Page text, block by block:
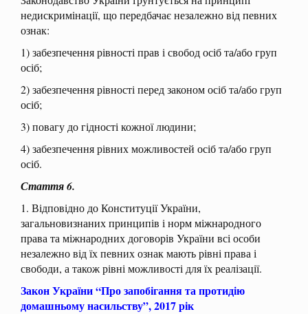
недискримінації, що передбачає незалежно від певних
ознак:
1) забезпечення рівності прав і свобод осіб та/або груп
осіб;
2) забезпечення рівності перед законом осіб та/або груп
осіб;
3) повагу до гідності кожної людини;
4) забезпечення рівних можливостей осіб та/або груп
осіб.
Стаття 6.
1. Відповідно до Конституції України,
загальновизнаних принципів і норм міжнародного
права та міжнародних договорів України всі особи
незалежно від їх певних ознак мають рівні права і
свободи, а також рівні можливості для їх реалізації.
Закон України “Про запобігання та протидію
домашньому насильству”, 2017 рік